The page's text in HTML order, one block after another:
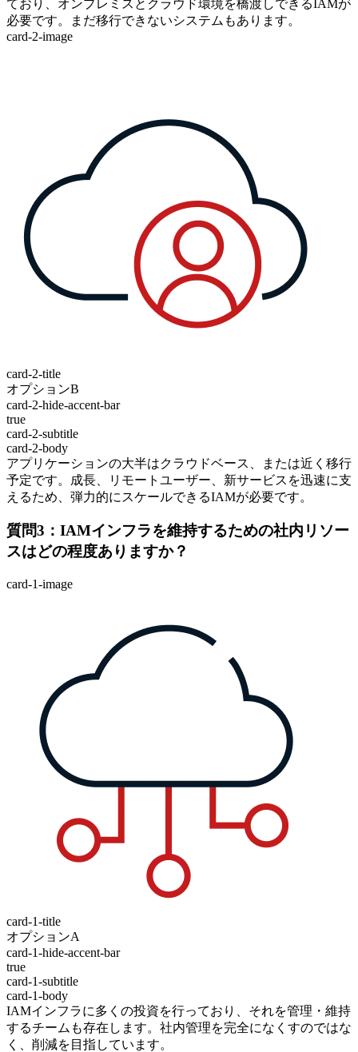
ており、オンプレミスとクラウド環境を橋渡しできるIAMが
必要です。まだ移行できないシステムもあります。
card-2-image
card-2-title
オプションB
card-2-hide-accent-bar
true
card-2-subtitle
card-2-body
アプリケーションの大半はクラウドベース、または近く移行
予定です。成長、リモートユーザー、新サービスを迅速に支
えるため、弾力的にスケールできるIAMが必要です。
質問3：IAMインフラを維持するための社内リソー
スはどの程度ありますか？
card-1-image
card-1-title
オプションA
card-1-hide-accent-bar
true
card-1-subtitle
card-1-body
IAMインフラに多くの投資を行っており、それを管理・維持
するチームも存在します。社内管理を完全になくすのではな
く、削減を目指しています。